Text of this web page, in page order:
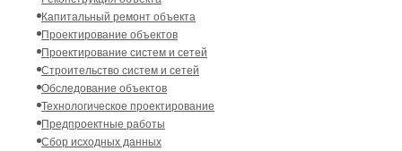
Капитальный ремонт объекта
Проектирование объектов
Проектирование систем и сетей
Строительство систем и сетей
Обследование объектов
Технологическое проектирование
Предпроектные работы
Сбор исходных данных